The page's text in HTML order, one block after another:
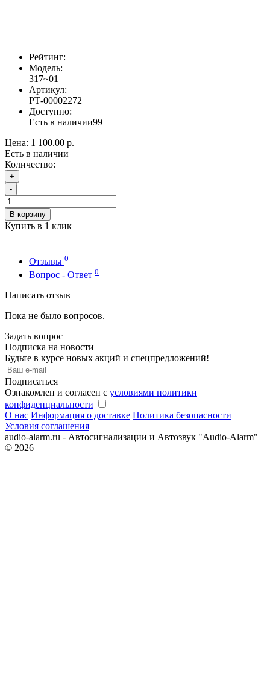
Рейтинг:
Модель:
317~01
Артикул:
РТ-00002272
Доступно:
Есть в наличии99
Цена: 1 100.00 р.
Есть в наличии
Количество:
+
-
В корзину
Купить в 1 клик
Отзывы 0
Вопрос - Ответ 0
Написать отзыв
Пока не было вопросов.
Задать вопрос
Подписка на новости
Будьте в курсе новых акций и спецпредложений!
Подписаться
Ознакомлен и согласен с условиями политики
конфиденциальности
О нас Информация о доставке Политика безопасности
Условия соглашения
audio-alarm.ru - Автосигнализации и Автозвук "Audio-Alarm"
© 2026